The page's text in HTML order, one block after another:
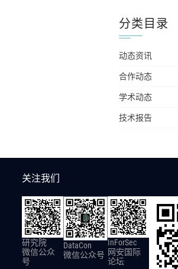
分类目录
动态资讯
合作动态
学术动态
技术报告
关注我们
研究院
微信公众
号
DataCon
微信公众号
InForSec
网安国际
论坛